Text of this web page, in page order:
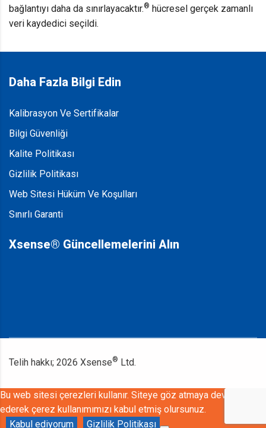
bağlantıyı daha da sınırlayacaktır.® hücresel gerçek zamanlı
veri kaydedici seçildi.
Daha Fazla Bilgi Edin
Kalibrasyon Ve Sertifikalar
Bilgi Güvenliği
Kalite Politikası
Gizlilik Politikası
Web Sitesi Hüküm Ve Koşulları
Sınırlı Garanti
Xsense® Güncellemelerini Alın
Telih hakkı; 2026 Xsense® Ltd.
Bu web sitesi çerezleri kullanır. Siteye göz atmaya devam
ederek çerez kullanımımızı kabul etmiş olursunuz.
Kabul ediyorum
Gizlilik Politikası